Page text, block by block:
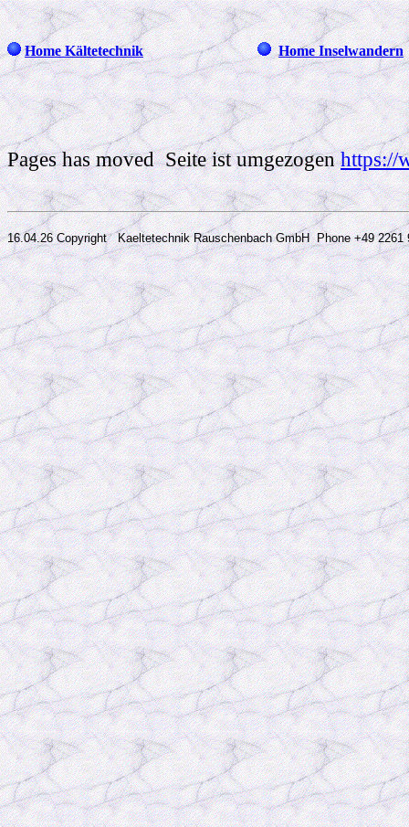
Home Kältetechnik Home Inselwandern
Pages has moved Seite ist umgezogen https://
16.04.26 Copyright Kaeltetechnik Rauschenbach GmbH Phone +49 2261